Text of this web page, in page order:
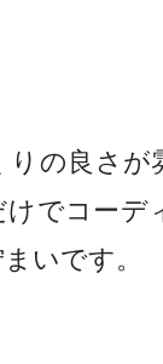
りの良さ
でコーデ
いです。